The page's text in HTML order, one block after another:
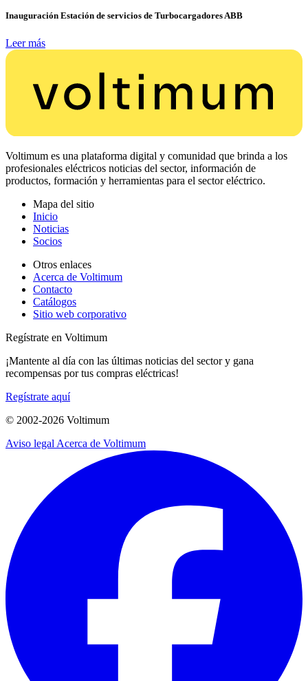
Inauguración Estación de servicios de Turbocargadores ABB
Leer más
Voltimum es una plataforma digital y comunidad que brinda a los
profesionales eléctricos noticias del sector, información de
productos, formación y herramientas para el sector eléctrico.
Mapa del sitio
Inicio
Noticias
Socios
Otros enlaces
Acerca de Voltimum
Contacto
Catálogos
Sitio web corporativo
Regístrate en Voltimum
¡Mantente al día con las últimas noticias del sector y gana
recompensas por tus compras eléctricas!
Regístrate aquí
© 2002-2026 Voltimum
Aviso legal Acerca de Voltimum